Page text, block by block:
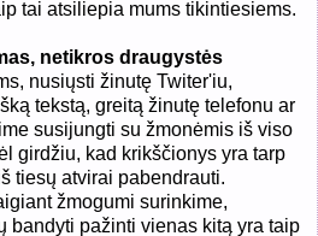
tai atsiliepia mums tikintiesiems.
netikros draugystės
nusiųsti žinutę Twiter'iu,
tekstą, greitą žinutę telefonu ar
susijungti su žmonėmis iš viso
girdžiu, kad krikščionys yra tarp
tiesų atvirai pabendrauti.
žmogumi surinkime,
bandyti pažinti vienas kitą yra taip